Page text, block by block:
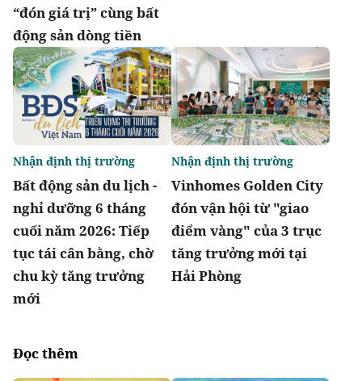
“đón giá trị” cùng bất
động sản dòng tiền
Bất động sản du lịch -
nghỉ dưỡng 6 tháng
cuối năm 2026: Tiếp
tục tái cân bằng, chờ
chu kỳ tăng trưởng
mới
Nhận định thị trường
Vinhomes Golden City
đón vận hội từ "giao
điểm vàng" của 3 trục
tăng trưởng mới tại
Hải Phòng
Nhận định thị trường
Đọc thêm